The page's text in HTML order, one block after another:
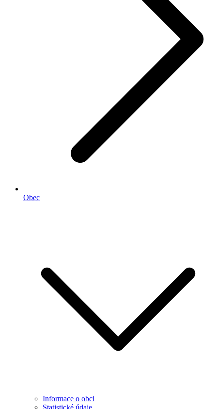
Obec
Informace o obci